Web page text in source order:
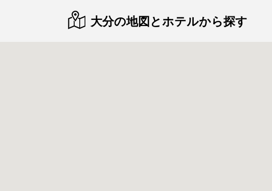
大分の地図とホテルから探す